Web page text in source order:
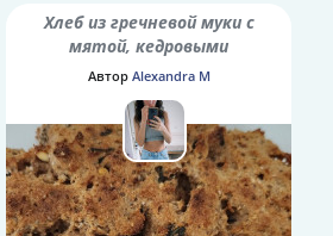
Хлеб из гречневой муки с
мятой, кедровыми
орешками и семенами
Автор Alexandra M